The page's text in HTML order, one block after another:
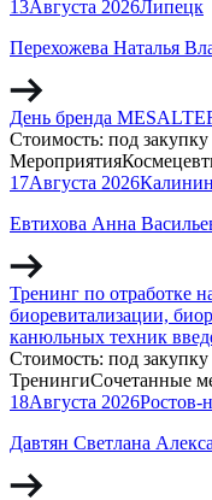
13Августа 2026Липецк
Перехожева Наталья
День бренда
Стоимость: под закупку
Мероприятия
17Августа 2026
Евтихова Анна
Тренинг по отработке
биоревитализации,
канюльных техник
Стоимость: под закупку
ТренингиСочетанные
18Августа 2026Ростов-
Давтян Светлана